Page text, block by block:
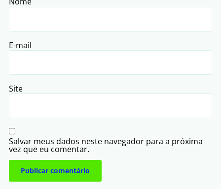
E-mail
Site
Salvar meus dados neste navegador para a próxima
vez que eu comentar.